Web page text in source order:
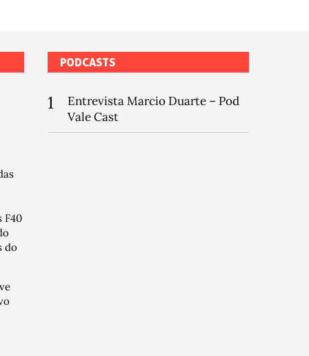
F40
do
PODCASTS
1
Entrevista Marcio Duarte – Pod
Vale Cast